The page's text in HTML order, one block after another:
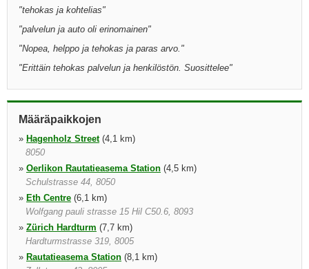
"tehokas ja kohtelias"
"palvelun ja auto oli erinomainen"
"Nopea, helppo ja tehokas ja paras arvo. "
"Erittäin tehokas palvelun ja henkilöstön. Suosittelee"
Määräpaikkojen
» Hagenholz Street(4,1 km)
8050
» Oerlikon Rautatieasema Station (4,5 km)
Schulstrasse 44, 8050
» Eth Centre (6,1 km)
Wolfgang pauli strasse 15 Hil C50.6, 8093
» Zürich Hardturm (7,7 km)
Hardturmstrasse 319, 8005
» Rautatieasema Station (8,1 km)